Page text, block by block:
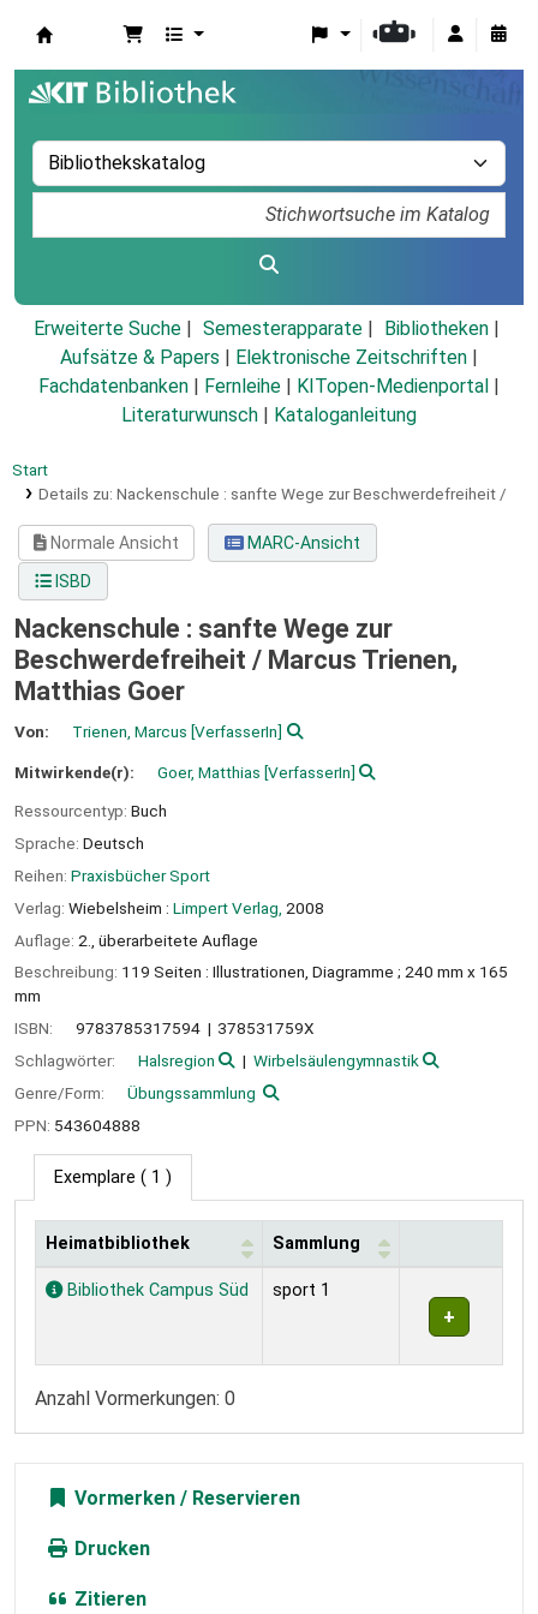
Erweiterte Suche Semesterapparate
Bibliotheken
Aufsätze & Papers
Elektronische Zeitschriften
Fachdatenbanken
Fernleihe KITopen-Medienportal
Literaturwunsch
Kataloganleitung
Start
Details zu: Nackenschule : sanfte Wege zur Beschwerdefreiheit /
Normale Ansicht
MARC-Ansicht
ISBD
Nackenschule : sanfte Wege zur
Beschwerdefreiheit / Marcus Trienen,
Matthias Goer
Von: Trienen, Marcus [VerfasserIn]
Mitwirkende(r): Goer, Matthias [VerfasserIn]
Ressourcentyp: Buch
Sprache: Deutsch
Reihen: Praxisbücher Sport
Verlag: Wiebelsheim : Limpert Verlag, 2008
Auflage: 2., überarbeitete Auflage
Beschreibung: 119 Seiten : Illustrationen, Diagramme ; 240 mm x 165
mm
ISBN:
9783785317594
378531759X
Schlagwörter:
Halsregion
Wirbelsäulengymnastik
Genre/Form:
Übungssammlung
PPN: 543604888
Exemplare ( 1 )
Exemplare
Heimatbibliothek Sammlung
Bibliothek Campus Süd sport 1
Anzahl Vormerkungen: 0
Vormerken
Drucken
Zitieren